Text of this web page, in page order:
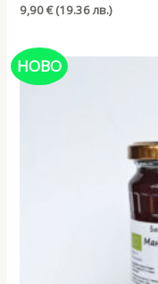
9,90€(19.36 лв.)
НОВО